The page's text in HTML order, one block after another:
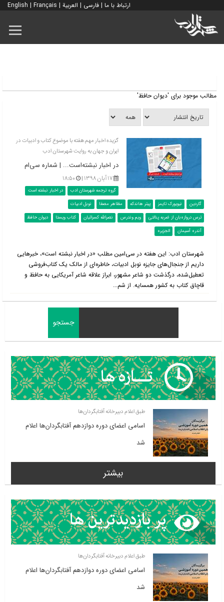
ارتباط با ما | فارسی | العربية |
English | Français
مطالب موجود برای 'دیوان حافظ'
گزیده اخبار مهم هفته با موضوع کتاب و ادبیات در
ایران و جهان به روایت شهرستان ادب
در اخبار نبشته‌است... | شماره سی‌ام
۱۷ آبان ۱۳۹۸ | ۱۸:۵۰
گروه ترجمه شهرستان ادب
در اخبار نبشته است
گاردین
نیویورک تایمز پیتر هاندکه مظاهر مصفا
نوبل ادبیات
ترس دروازه‌بان از ضربه پنالتی
ویم وندرس نصرالله کسرائیان کتاب ویستا
دیوان حافظ
آندره آسیمان
الجزیره
شهرستان ادب: این هفته در سی‌امین مطلب «در اخبار نبشته است»، خبرهایی
داریم از جنجال‌های جایزه نوبل ادبیات، خاطره‌ای از مالک یک کتاب‌فروشی
تعطیل‌شده، درگذشت دو شاعر مشهور، ابراز علاقه شاعر آمریکایی به حافظ و
قاچاق کتاب به کشور همسایه. از شم...
طبق اعلام دبیرخانه آفتابگردان‌ها
اسامی اعضای دوره دوازدهم آفتابگردان‌ها اعلام
شد
بیشتر
طبق اعلام دبیرخانه آفتابگردان‌ها
اسامی اعضای دوره دوازدهم آفتابگردان‌ها اعلام
شد